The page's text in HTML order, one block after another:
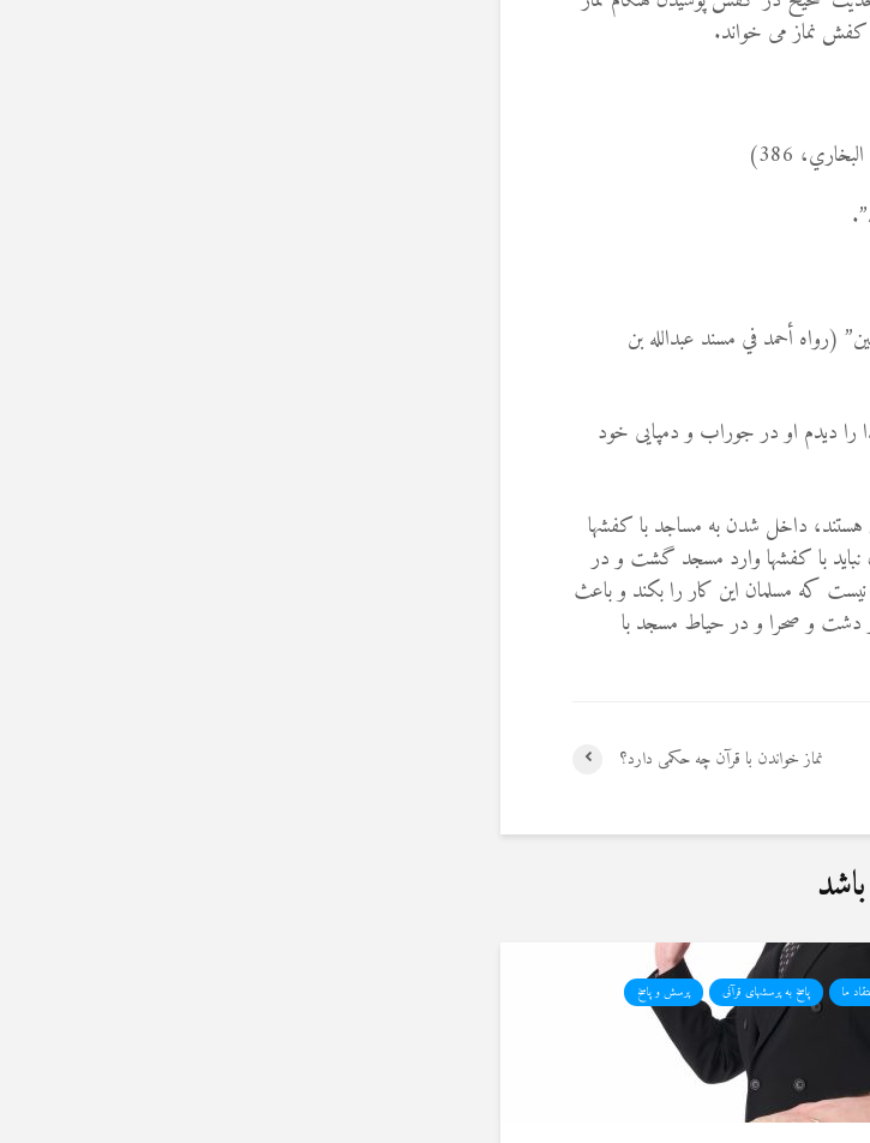
کفش نماز می خواند.
386)
(رواه أحمد في مسند عبدالله بن
دیدم او در جوراب و دمپایی خود
هستند، داخل شدن به مساجد با کفشها
نباید با کفشها وارد مسجد گشت و در
نيست كه مسلمان این کار را بکند و باعث
دشت و صحرا و در حیاط مسجد با
نماز خواندن با قرآن چه حكمی دارد؟
ما پاسخ به پرسشهای قرآنی پرسش و پاسخ